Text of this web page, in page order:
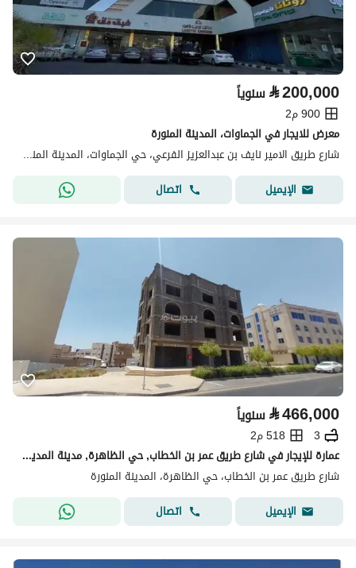
⃁200,000 سنوياً
900 م2
معرض للايجار في الجماوات، المدينة المنورة
شارع طريق الامير نايف بن عبدالعزيز الفرعي، حي الجماوات، المدينة المنورة
الإيميل
اتصال
⃁466,000 سنوياً
3
518 م2
عمارة للإيجار في شارع طريق عمر بن الخطاب, حي الظاهرة, مدينة المدينة المنورة, منطقة المدينة المنورة
شارع طريق عمر بن الخطاب، حي الظاهرة، المدينة المنورة
الإيميل
اتصال